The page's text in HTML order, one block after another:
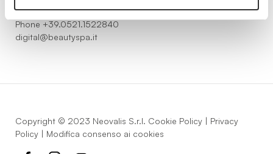
P.IVA 03101820342
Phone +39.0521.1522840
digital@beautyspa.it
Copyright © 2023 Neovalis S.r.l. Cookie Policy | Privacy
Policy | Modifica consenso ai cookies